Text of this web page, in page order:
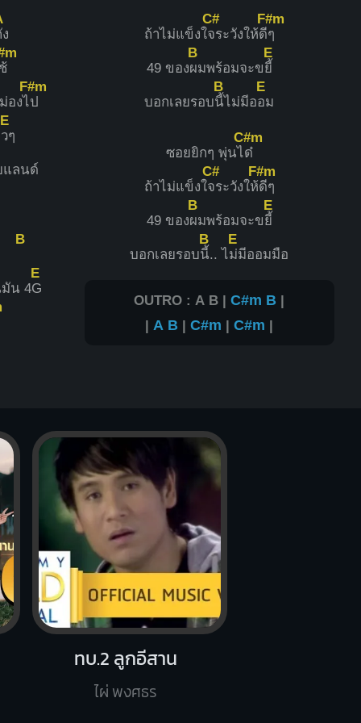
องไ
F#m
ป
E
วๆ
แลนด์
B
น 4
E
G
ถ้าไม่แข็งใ
C#
จระวังให้ดี
F#m
ๆ
49 ของ
B
ผมพร้อมจะข
E
ยี้
บอกเลยรอบ
B
นี้ไม่มีอ
E
อม
ซอยยิกๆ พุ่นไ
C#m
ด๋
ถ้าไม่แข็งใ
C#
จระวังให้
F#m
ดีๆ
49 ของ
B
ผมพร้อมจะข
E
ยี้
บอกเลยรอบ
B
นี้.. ไ
E
ม่มีออมมือ
OUTRO : A B |C#m B |
| A B |C#m |C#m |
ทบ.2 ลูกอีสาน
ไผ่ พงศธร